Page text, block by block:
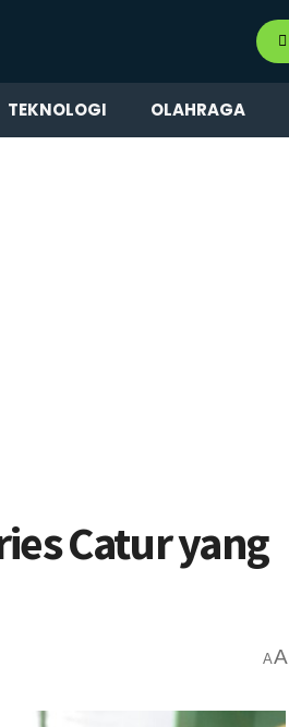
TEKNOLOGI OLAHRAGA
Catur yang
AA